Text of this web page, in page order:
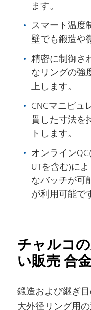
ます。
スマート温度
壁でも鍛造や
精密に制御さ
なリングの強
上します。
CNCマニピュ
貫した寸法を
トします。
オンライン
UTを含む)に
なバッチが可
が利用可能で
チャルコ
い販売 合
鍛造および継ぎ
大外径リング用